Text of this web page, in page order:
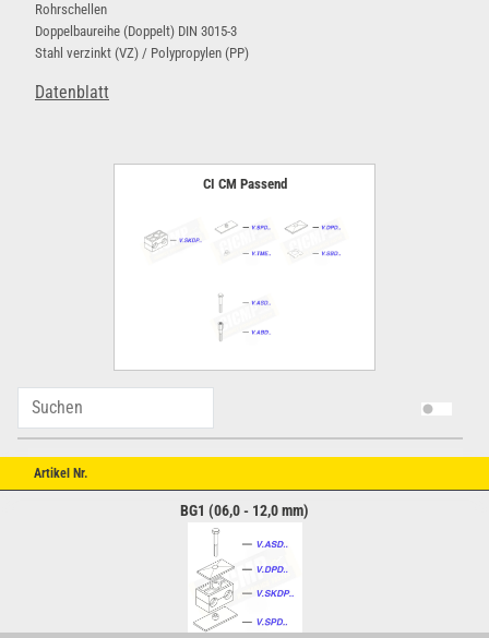
Rohrschellen
Doppelbaureihe (Doppelt) DIN 3015-3
Stahl verzinkt (VZ) / Polypropylen (PP)
Datenblatt
CI CM Passend
Artikel Nr.
BG1 (06,0 - 12,0 mm)